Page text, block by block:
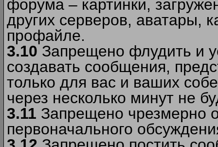
форума – картинки,
других серверов, аватары,
профайле.
3.10 Запрещено флудить и
создавать сообщения,
только для вас и ваших
через несколько минут не
3.11 Запрещено чрезмерно
первоначального